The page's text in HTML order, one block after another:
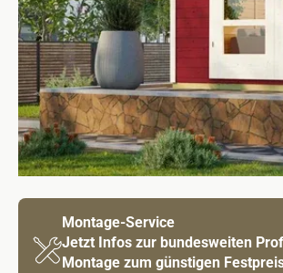
Montage-Service
Jetzt Infos zur bundesweiten
Montage zum günstigen